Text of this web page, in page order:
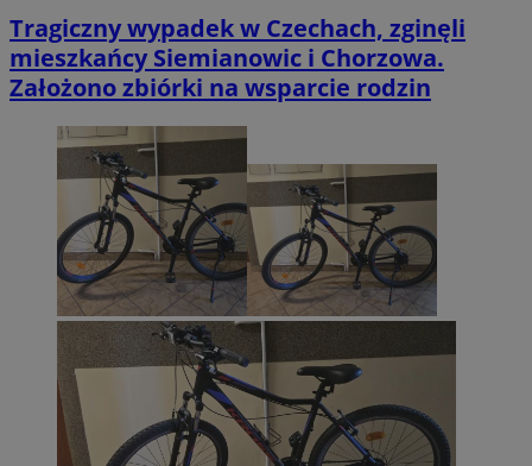
Tragiczny wypadek w Czechach, zginęli
mieszkańcy Siemianowic i Chorzowa.
Założono zbiórki na wsparcie rodzin